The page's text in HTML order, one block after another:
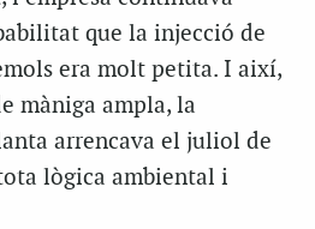
que la injecció de
era molt petita. I així,
màniga ampla, la
arrencava el juliol de
lògica ambiental i